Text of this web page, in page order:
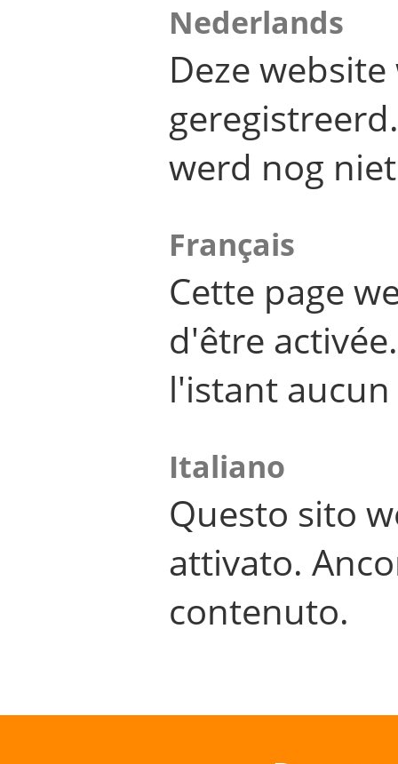
Nederlands
Deze
werd nog
Français
Cette page
d'être
l'istant
Italiano
Questo sito
attivato.
contenuto.